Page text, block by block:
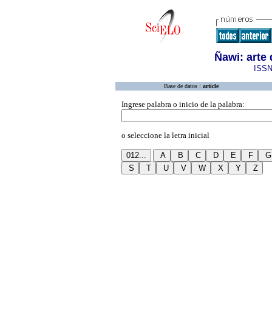
Ñawi: arte
Base de datos : article
Ingrese palabra o inicio de la palabra:
o seleccione la letra inicial